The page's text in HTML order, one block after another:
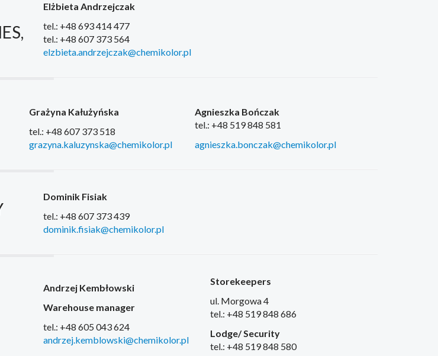
Elżbieta Andrzejczak
tel.: +48 693 414 477
tel.: +48 607 373 564
elzbieta.andrzejczak@chemikolor.pl
Grażyna Kałużyńska
tel.: +48 607 373 518
grazyna.kaluzynska@chemikolor.pl
Agnieszka Bończak
tel.: +48 519 848 581
agnieszka.bonczak@chemikolor.pl
Dominik Fisiak
tel.: +48 607 373 439
dominik.fisiak@chemikolor.pl
Andrzej Kembłowski
Warehouse manager
tel.: +48 605 043 624
andrzej.kemblowski@chemikolor.pl
Storekeepers
ul. Morgowa 4
tel.: +48 519 848 686
Lodge/ Security
tel.: +48 519 848 580